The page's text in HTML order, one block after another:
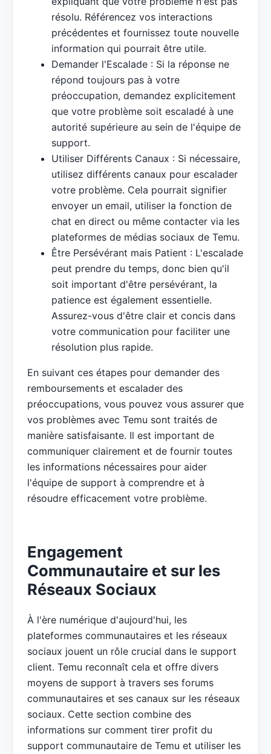
résolu. Référencez vos interactions
précédentes et fournissez toute nouvelle
information qui pourrait être utile.
Demander l'Escalade : Si la réponse ne
répond toujours pas à votre
préoccupation, demandez explicitement
que votre problème soit escaladé à une
autorité supérieure au sein de l'équipe de
support.
Utiliser Différents Canaux : Si nécessaire,
utilisez différents canaux pour escalader
votre problème. Cela pourrait signifier
envoyer un email, utiliser la fonction de
chat en direct ou même contacter via les
plateformes de médias sociaux de Temu.
Être Persévérant mais Patient : L'escalade
peut prendre du temps, donc bien qu'il
soit important d'être persévérant, la
patience est également essentielle.
Assurez-vous d'être clair et concis dans
votre communication pour faciliter une
résolution plus rapide.
En suivant ces étapes pour demander des
remboursements et escalader des
préoccupations, vous pouvez vous assurer que
vos problèmes avec Temu sont traités de
manière satisfaisante. Il est important de
communiquer clairement et de fournir toutes
les informations nécessaires pour aider
l'équipe de support à comprendre et à
résoudre efficacement votre problème.
Engagement
Communautaire et sur les
Réseaux Sociaux
À l'ère numérique d'aujourd'hui, les
plateformes communautaires et les réseaux
sociaux jouent un rôle crucial dans le support
client. Temu reconnaît cela et offre divers
moyens de support à travers ses forums
communautaires et ses canaux sur les réseaux
sociaux. Cette section combine des
informations sur comment tirer profit du
support communautaire de Temu et utiliser les